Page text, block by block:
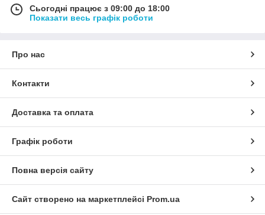
Сьогодні працює з 09:00 до 18:00
Показати весь графік роботи
Про нас
Контакти
Доставка та оплата
Графік роботи
Повна версія сайту
Сайт створено на маркетплейсі Prom.ua